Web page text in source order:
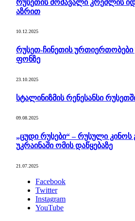
რუსეთის მომავალი კრემლის
აზრით
10.12.2025
რუსეთ-ჩინეთის ურთიერთობები
ფონზე
23.10.2025
სტალინიზმის რენესანსი
09.08.2025
„ცუდი რუსები“ – რუსული კინოს
უკრაინაში ომის დაწყებაზე
21.07.2025
Facebook
Twitter
Instagram
YouTube